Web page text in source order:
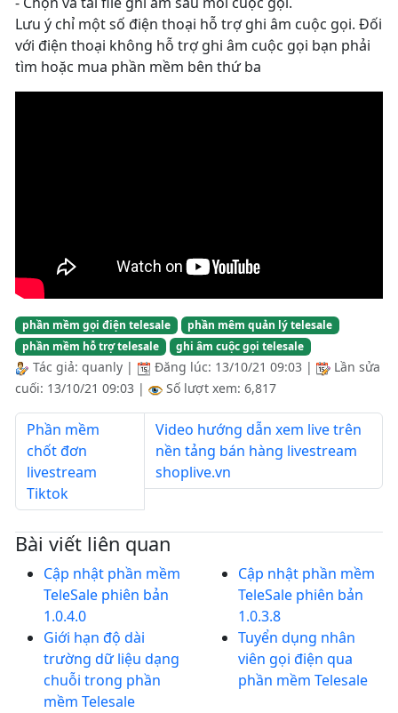
Lưu ý chỉ một số điện thoại hỗ trợ ghi âm cuộc gọi. Đối
với điện thoại không hỗ trợ ghi âm cuộc gọi bạn phải
tìm hoặc mua phần mềm bên thứ ba
phần mềm gọi điện telesale
phần mêm quản lý telesale
phần mềm hỗ trợ telesale
ghi âm cuộc gọi telesale
Tác giả: quanly | Đăng lúc: 13/10/21 09:03 |
Lần sửa
cuối: 13/10/21 09:03 | Số lượt xem: 6,817
Phần mềm
chốt đơn
livestream
Tiktok
Video hướng dẫn xem live trên
nền tảng bán hàng livestream
shoplive.vn
Bài viết liên quan
Cập nhật phần mềm
TeleSale phiên bản
1.0.4.0
Giới hạn độ dài
trường dữ liệu dạng
chuỗi trong phần
mềm Telesale
Cập nhật phần mềm
TeleSale phiên bản
1.0.3.8
Tuyển dụng nhân
viên gọi điện qua
phần mềm Telesale